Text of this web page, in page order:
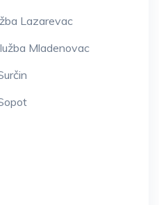
Lazarevac
Mladenovac